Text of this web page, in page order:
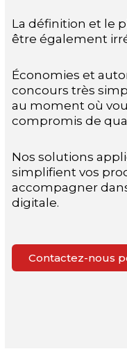
La définition et le
être également
Économies et
concours très
au moment où
compromis de
Nos solutions
simplifient vos
accompagner
digitale.
Contactez-nous